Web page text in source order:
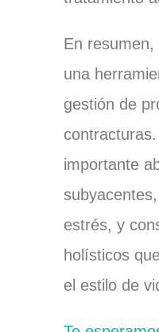
En
una
gestión de
importante
estrés, y
holísticos
el estilo de